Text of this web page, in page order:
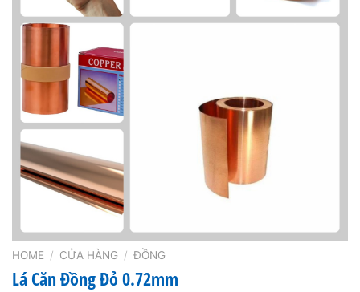
HOME / CỬA HÀNG / ĐỒNG
Lá Căn Đồng Đỏ 0.72mm